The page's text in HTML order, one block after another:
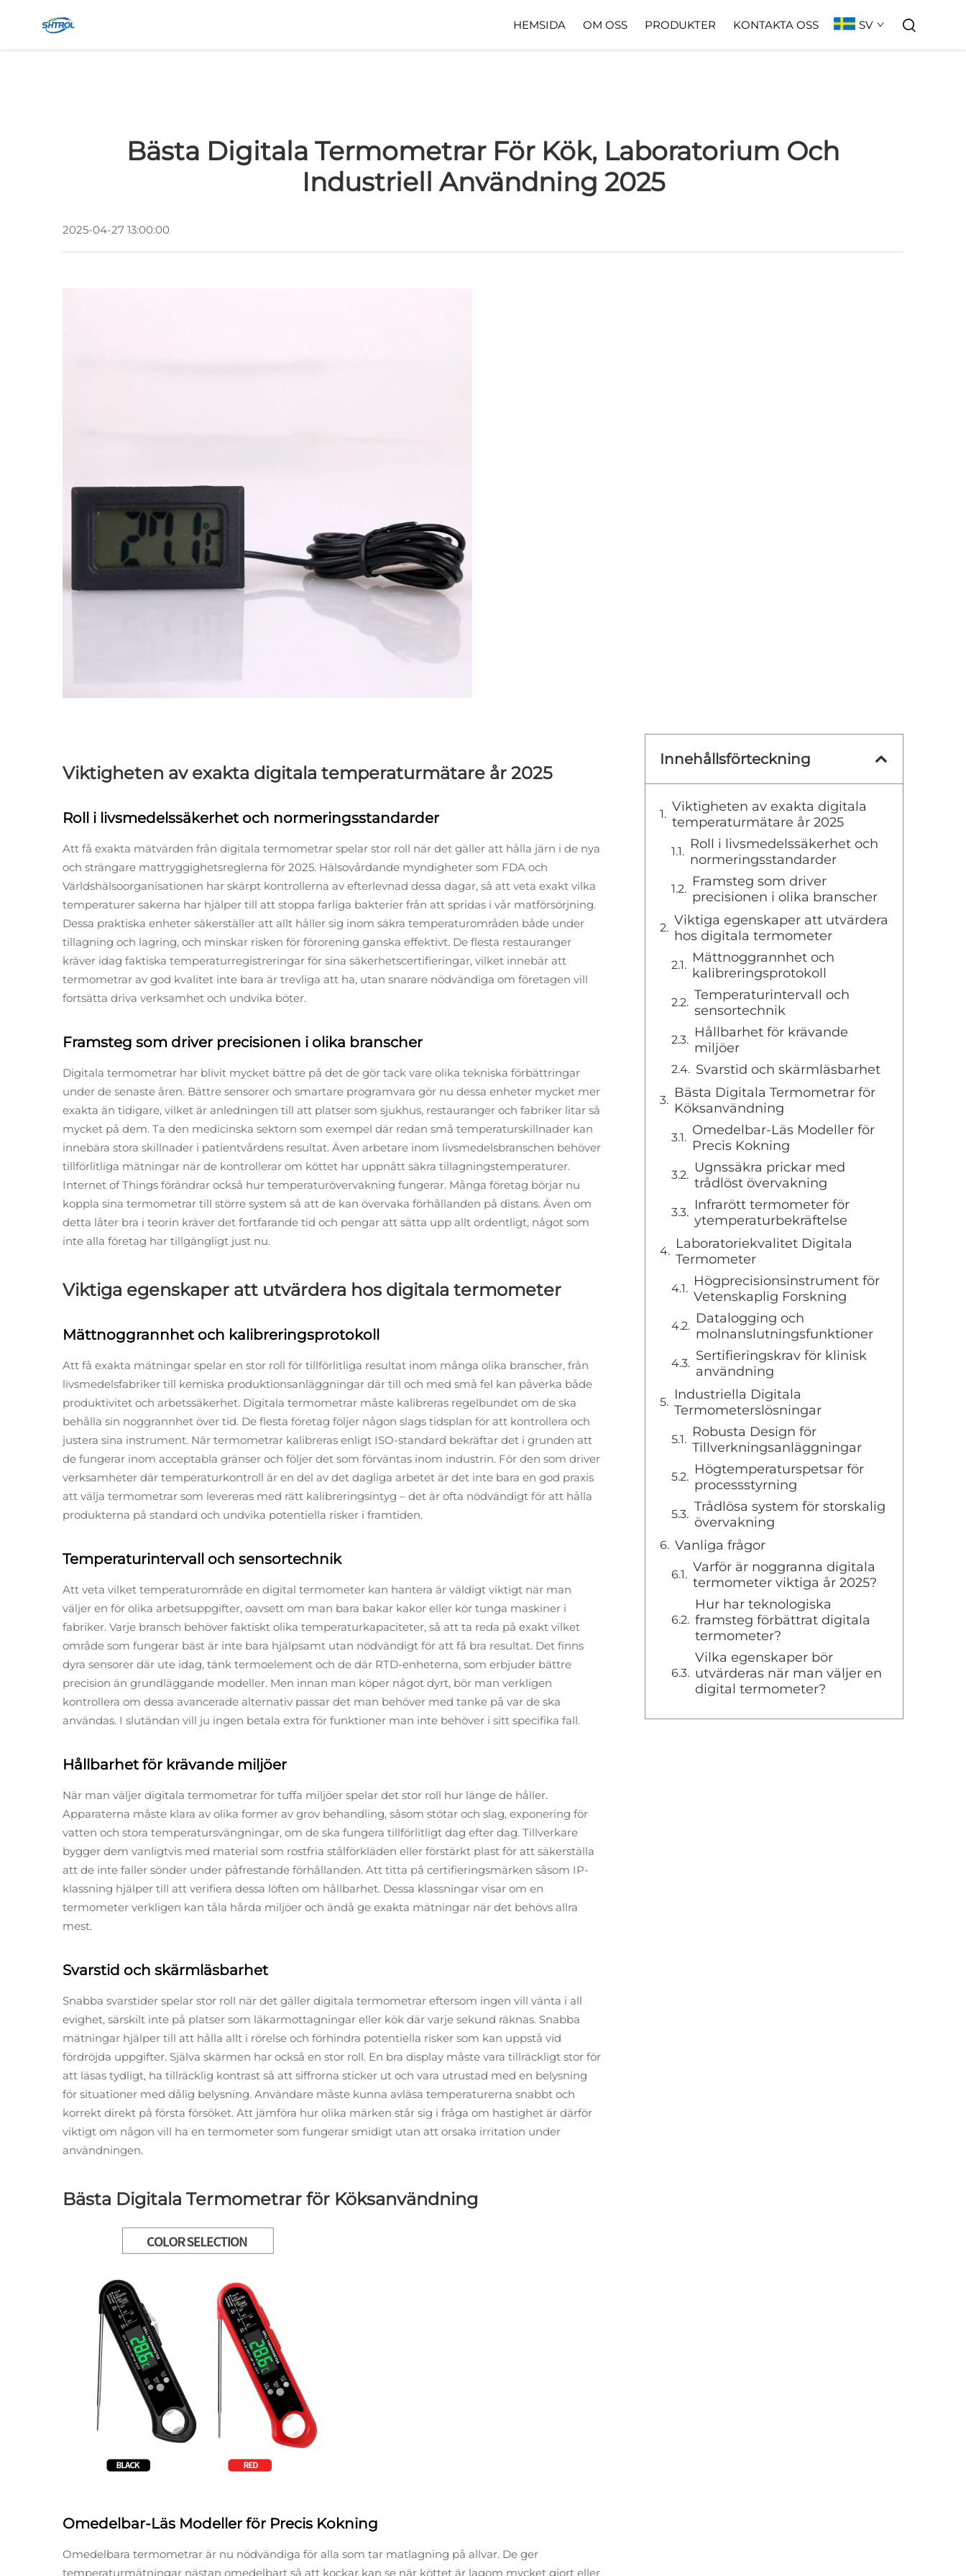
HEMSIDA OM OSS PRODUKTER KONTAKTA OSS SV
Bästa Digitala Termometrar För Kök, Laboratorium Och
Industriell Användning 2025
2025-04-27 13:00:00
Viktigheten av exakta digitala temperaturmätare år 2025
Roll i livsmedelssäkerhet och normeringsstandarder
Att få exakta mätvärden från digitala termometrar spelar stor roll när det gäller att hålla järn i de nya
och strängare mattryggighetsreglerna för 2025. Hälsovårdande myndigheter som FDA och
Världshälsoorganisationen har skärpt kontrollerna av efterlevnad dessa dagar, så att veta exakt vilka
temperaturer sakerna har hjälper till att stoppa farliga bakterier från att spridas i vår matförsörjning.
Dessa praktiska enheter säkerställer att allt håller sig inom säkra temperaturområden både under
tillagning och lagring, och minskar risken för förorening ganska effektivt. De flesta restauranger
kräver idag faktiska temperaturregistreringar för sina säkerhetscertifieringar, vilket innebär att
termometrar av god kvalitet inte bara är trevliga att ha, utan snarare nödvändiga om företagen vill
fortsätta driva verksamhet och undvika böter.
Framsteg som driver precisionen i olika branscher
Digitala termometrar har blivit mycket bättre på det de gör tack vare olika tekniska förbättringar
under de senaste åren. Bättre sensorer och smartare programvara gör nu dessa enheter mycket mer
exakta än tidigare, vilket är anledningen till att platser som sjukhus, restauranger och fabriker litar så
mycket på dem. Ta den medicinska sektorn som exempel där redan små temperaturskillnader kan
innebära stora skillnader i patientvårdens resultat. Även arbetare inom livsmedelsbranschen behöver
tillförlitliga mätningar när de kontrollerar om köttet har uppnått säkra tillagningstemperaturer.
Internet of Things förändrar också hur temperaturövervakning fungerar. Många företag börjar nu
koppla sina termometrar till större system så att de kan övervaka förhållanden på distans. Även om
detta låter bra i teorin kräver det fortfarande tid och pengar att sätta upp allt ordentligt, något som
inte alla företag har tillgängligt just nu.
Viktiga egenskaper att utvärdera hos digitala termometer
Mättnoggrannhet och kalibreringsprotokoll
Att få exakta mätningar spelar en stor roll för tillförlitliga resultat inom många olika branscher, från
livsmedelsfabriker till kemiska produktionsanläggningar där till och med små fel kan påverka både
produktivitet och arbetssäkerhet. Digitala termometrar måste kalibreras regelbundet om de ska
behålla sin noggrannhet över tid. De flesta företag följer någon slags tidsplan för att kontrollera och
justera sina instrument. När termometrar kalibreras enligt ISO-standard bekräftar det i grunden att
de fungerar inom acceptabla gränser och följer det som förväntas inom industrin. För den som driver
verksamheter där temperaturkontroll är en del av det dagliga arbetet är det inte bara en god praxis
att välja termometrar som levereras med rätt kalibreringsintyg – det är ofta nödvändigt för att hålla
produkterna på standard och undvika potentiella risker i framtiden.
Temperaturintervall och sensortechnik
Att veta vilket temperaturområde en digital termometer kan hantera är väldigt viktigt när man
väljer en för olika arbetsuppgifter, oavsett om man bara bakar kakor eller kör tunga maskiner i
fabriker. Varje bransch behöver faktiskt olika temperaturkapaciteter, så att ta reda på exakt vilket
område som fungerar bäst är inte bara hjälpsamt utan nödvändigt för att få bra resultat. Det finns
dyra sensorer där ute idag, tänk termoelement och de där RTD-enheterna, som erbjuder bättre
precision än grundläggande modeller. Men innan man köper något dyrt, bör man verkligen
kontrollera om dessa avancerade alternativ passar det man behöver med tanke på var de ska
användas. I slutändan vill ju ingen betala extra för funktioner man inte behöver i sitt specifika fall.
Hållbarhet för krävande miljöer
När man väljer digitala termometrar för tuffa miljöer spelar det stor roll hur länge de håller.
Apparaterna måste klara av olika former av grov behandling, såsom stötar och slag, exponering för
vatten och stora temperatursvängningar, om de ska fungera tillförlitligt dag efter dag. Tillverkare
bygger dem vanligtvis med material som rostfria stålförkläden eller förstärkt plast för att säkerställa
att de inte faller sönder under påfrestande förhållanden. Att titta på certifieringsmärken såsom IP-
klassning hjälper till att verifiera dessa löften om hållbarhet. Dessa klassningar visar om en
termometer verkligen kan tåla hårda miljöer och ändå ge exakta mätningar när det behövs allra
mest.
Svarstid och skärmläsbarhet
Snabba svarstider spelar stor roll när det gäller digitala termometrar eftersom ingen vill vänta i all
evighet, särskilt inte på platser som läkarmottagningar eller kök där varje sekund räknas. Snabba
mätningar hjälper till att hålla allt i rörelse och förhindra potentiella risker som kan uppstå vid
fördröjda uppgifter. Själva skärmen har också en stor roll. En bra display måste vara tillräckligt stor för
att läsas tydligt, ha tillräcklig kontrast så att siffrorna sticker ut och vara utrustad med en belysning
för situationer med dålig belysning. Användare måste kunna avläsa temperaturerna snabbt och
korrekt direkt på första försöket. Att jämföra hur olika märken står sig i fråga om hastighet är därför
viktigt om någon vill ha en termometer som fungerar smidigt utan att orsaka irritation under
användningen.
Bästa Digitala Termometrar för Köksanvändning
Omedelbar-Läs Modeller för Precis Kokning
Omedelbara termometrar är nu nödvändiga för alla som tar matlagning på allvar. De ger
temperaturmätningar nästan omedelbart så att kockar kan se när köttet är lagom mycket gjort eller
Innehållsförteckning
Viktigheten av exakta digitala
temperaturmätare år 2025
Roll i livsmedelssäkerhet och
normeringsstandarder
Framsteg som driver
precisionen i olika branscher
Viktiga egenskaper att utvärdera
hos digitala termometer
Mättnoggrannhet och
kalibreringsprotokoll
Temperaturintervall och
sensortechnik
Hållbarhet för krävande
miljöer
Svarstid och skärmläsbarhet
Bästa Digitala Termometrar för
Köksanvändning
Omedelbar-Läs Modeller för
Precis Kokning
Ugnssäkra prickar med
trådlöst övervakning
Infrarött termometer för
ytemperaturbekräftelse
Laboratoriekvalitet Digitala
Termometer
Högprecisionsinstrument för
Vetenskaplig Forskning
Datalogging och
molnanslutningsfunktioner
Sertifieringskrav för klinisk
användning
Industriella Digitala
Termometerslösningar
Robusta Design för
Tillverkningsanläggningar
Högtemperaturspetsar för
processstyrning
Trådlösa system för storskalig
övervakning
Vanliga frågor
Varför är noggranna digitala
termometer viktiga år 2025?
Hur har teknologiska
framsteg förbättrat digitala
termometer?
Vilka egenskaper bör
utvärderas när man väljer en
digital termometer?